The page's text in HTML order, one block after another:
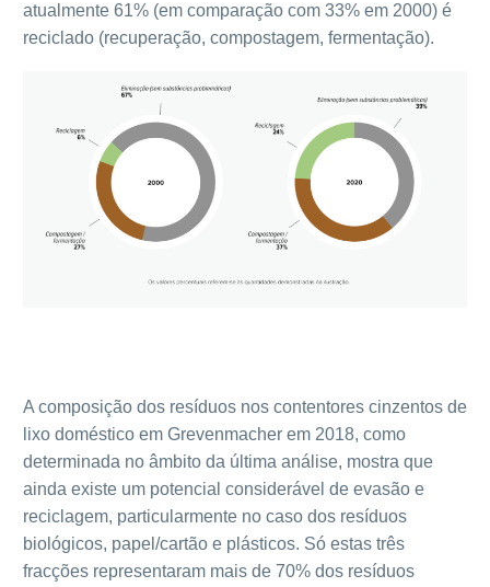
atualmente 61% (em comparação com 33% em 2000) é
reciclado (recuperação, compostagem, fermentação).
A composição dos resíduos nos contentores cinzentos de
lixo doméstico em Grevenmacher em 2018, como
determinada no âmbito da última análise, mostra que
ainda existe um potencial considerável de evasão e
reciclagem, particularmente no caso dos resíduos
biológicos, papel/cartão e plásticos. Só estas três
fracções representaram mais de 70% dos resíduos